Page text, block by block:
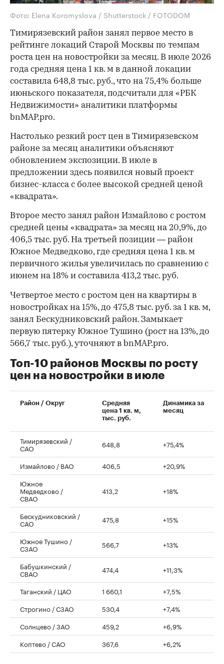
Фото: Elena Koromyslova / Shutterstock / FOTODOM
Тимирязевский район занял первое место в
рейтинге локаций Старой Москвы по темпам
роста цен на новостройки за месяц. В июле 2026
года средняя цена 1 кв. м в данной локации
составила 648,8 тыс. руб., что на 75,4% больше
июньского показателя, подсчитали для «РБК
Недвижимости» аналитики платформы
bnMAP.pro.
Настолько резкий рост цен в Тимирязевском
районе за месяц аналитики объясняют
обновлением экспозиции. В июле в
предложении здесь появился новый проект
бизнес-класса с более высокой средней ценой
«квадрата».
Второе место занял район Измайлово с ростом
средней цены «квадрата» за месяц на 20,9%, до
406,5 тыс. руб. На третьей позиции — район
Южное Медведково, где средняя цена 1 кв. м
первичного жилья увеличилась по сравнению с
июнем на 18% и составила 413,2 тыс. руб.
00:00 / 00:00
Четвертое место с ростом цен на квартиры в
новостройках на 15%, до 475,8 тыс. руб. за 1 кв. м,
занял Бескудниковский район. Замыкает
первую пятерку Южное Тушино (рост на 13%, до
566,7 тыс. руб.), уточняют в bnMAP.pro.
Топ-10 районов Москвы по росту
цен на новостройки в июле
Район / Округ
Средняя
цена 1 кв. м,
тыс. руб.
Динамика за
месяц
Тимирязевский /
САО 648,8 +75,4%
Измайлово / ВАО 406,5
+20,9%
Южное
Медведково /
СВАО
413,2 +18%
Бескудниковский /
САО 475,8 +15%
Южное Тушино /
СЗАО 566,7 +13%
Бабушкинский /
СВАО 474,4 +11,3%
Таганский / ЦАО 1 660,1
+7,5%
Строгино / СЗАО
530,4
+7,4%
Солнцево / ЗАО
459,2
+6,9%
Коптево / САО
367,6 +6,2%